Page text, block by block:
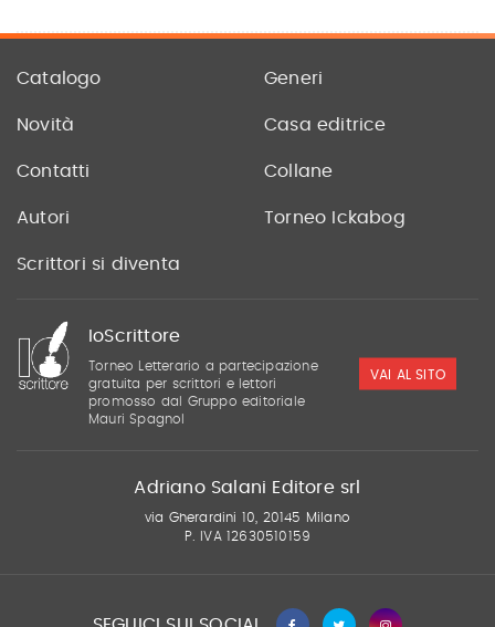
Catalogo Generi
Novità Casa editrice
Contatti Collane
Autori Torneo Ickabog
Scrittori si diventa
IoScrittore
Torneo Letterario a partecipazione
gratuita per scrittori e lettori
promosso dal Gruppo editoriale
Mauri Spagnol
VAI AL SITO
Adriano Salani Editore srl
via Gherardini 10, 20145 Milano
P. IVA 12630510159